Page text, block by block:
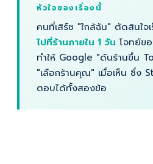
หัวใจของเรื่องนี้
คนที่เสิร์ช "ใกล้ฉัน" ตัดสินใจ
ไปที่ร้านภายใน 1 วัน โจทย์ข
ทำให้ Google "ดันร้านขึ้น
"เลือกร้านคุณ" เมื่อเห็น ซึ่ง
ตอบได้ทั้งสองข้อ